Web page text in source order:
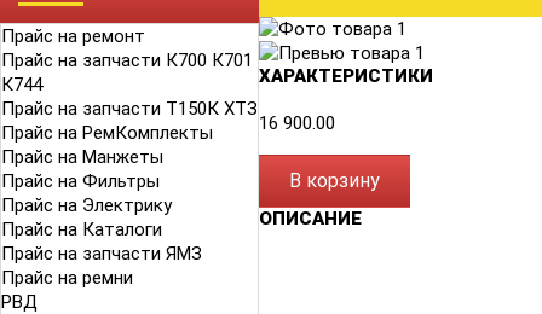
Прайс на ремонт
Прайс на запчасти К700 К701
К744
Прайс на запчасти Т150К ХТЗ
Прайс на РемКомплекты
Прайс на Манжеты
Прайс на Фильтры
Прайс на Электрику
Прайс на Каталоги
Прайс на запчасти ЯМЗ
Прайс на ремни
РВД
ХАРАКТЕРИСТИКИ
16 900.00
В корзину
ОПИСАНИЕ